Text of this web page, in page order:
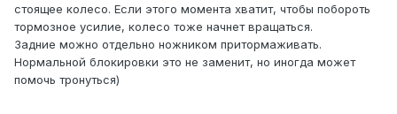
стоящее колесо. Если этого момента хватит, чтобы побороть
тормозное усилие, колесо тоже начнет вращаться.
Задние можно отдельно ножником притормаживать.
Нормальной блокировки это не заменит, но иногда может
помочь тронуться)